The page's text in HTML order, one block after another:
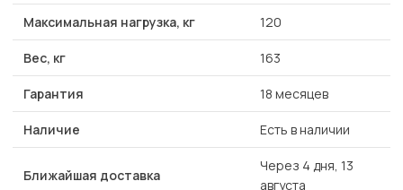
Максимальная нагрузка, кг 120
Вес, кг 163
Гарантия 18 месяцев
Наличие Есть в наличии
Ближайшая доставка
Через 4 дня, 13
августа